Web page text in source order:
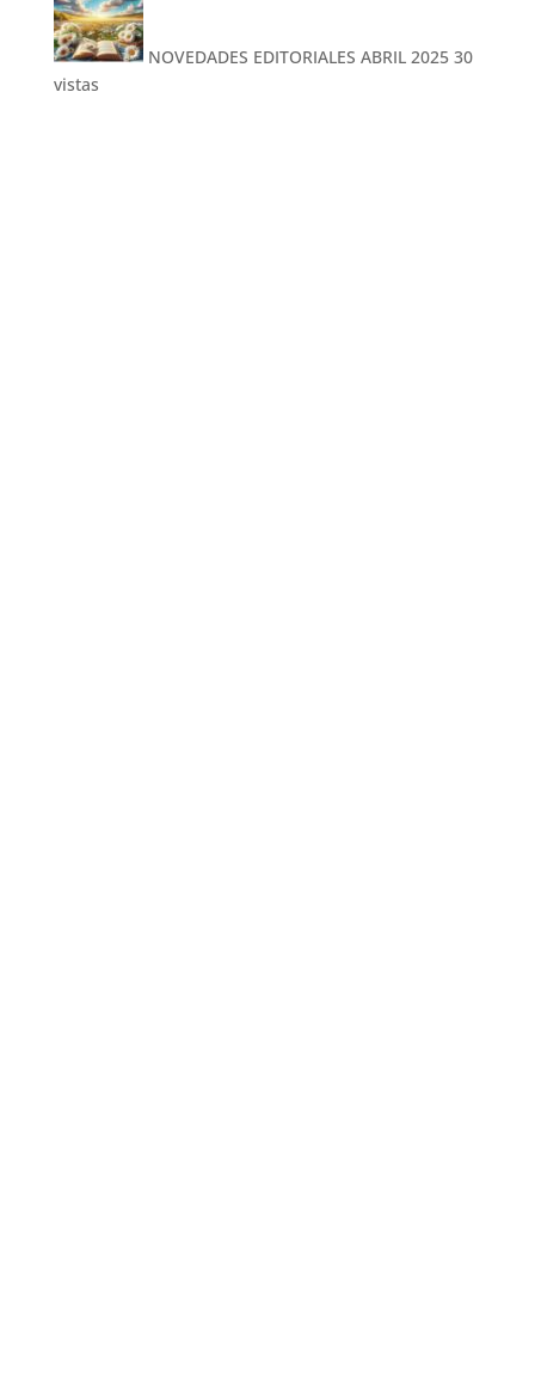
NOVEDADES EDITORIALES ABRIL 2025 30
vistas